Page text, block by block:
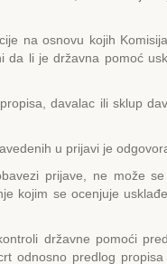
na osnovu kojih
da li je državna pomoć
davalac ili sklup
u prijavi je
prijave, ne može
kojim se ocenjuje
državne pomoći
odnosno predlog